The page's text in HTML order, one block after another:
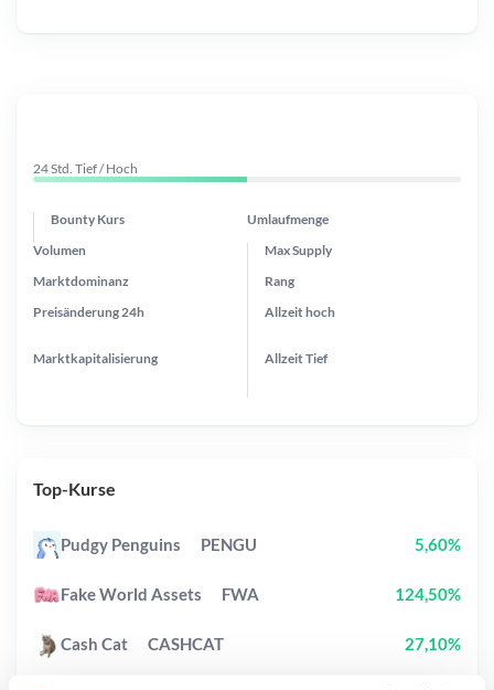
24 Std. Tief / Hoch
Bounty Kurs Umlaufmenge
Preisänderung 24h
Max Supply
Marktdominanz
Marktkapitalisierung
Volumen
Rang
Allzeithoch
AllzeitTief
Top-Kurse
Pudgy Penguins PENGU 5,60%
Fake World Assets FWA 124,50%
Cash Cat CASHCAT 27,10%